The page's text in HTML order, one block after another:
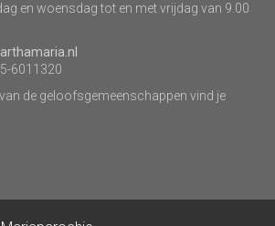
en woensdag tot en met vrijdag van 9.00
6011320
de geloofsgemeenschappen vind je